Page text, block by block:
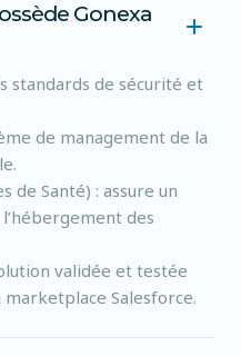
Gonexa
standards de sécurité et
de management de la
de Santé) : assure un
des
validée et testée
Salesforce.